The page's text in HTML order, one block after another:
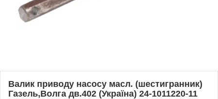
Валик приводу насосу масл. (шестигранник)
Газель,Волга дв.402 (Україна) 24-1011220-11